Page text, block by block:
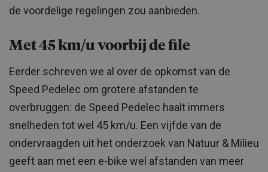
de voordelige regelingen zou aanbieden.
Met 45 km/u voorbij de file
Eerder schreven we al over de opkomst van de
Speed Pedelec om grotere afstanden te
overbruggen: de Speed Pedelec haalt immers
snelheden tot wel 45 km/u. Een vijfde van de
ondervraagden uit het onderzoek van Natuur & Milieu
geeft aan met een e-bike wel afstanden van meer